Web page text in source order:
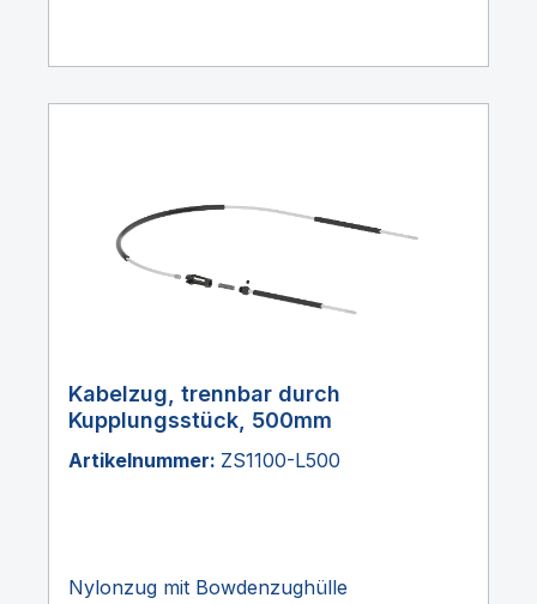
Kabelzug, trennbar durch
Kupplungsstück, 500mm
Artikelnummer: ZS1100-L500
Nylonzug mit Bowdenzughülle